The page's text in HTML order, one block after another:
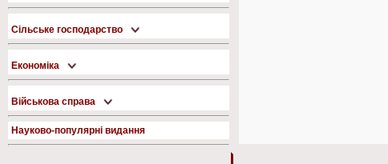
Сільське господарство
Економіка
Військова справа
Науково-популярні видання